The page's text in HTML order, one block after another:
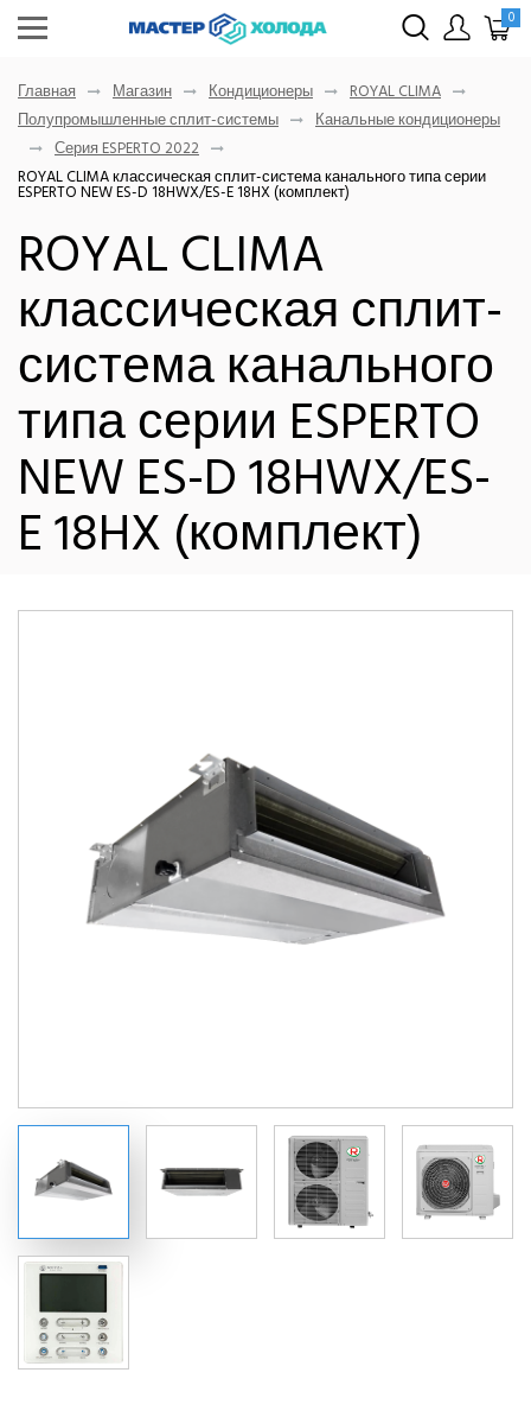
0
Главная Магазин Кондиционеры
ROYAL CLIMA
Полупромышленные сплит-системы
Канальные кондиционеры
Серия ESPERTO 2022
ROYAL CLIMA классическая сплит-система канального типа серии
ESPERTO NEW ES-D 18HWX/ES-E 18HX (комплект)
ROYAL CLIMA
классическая сплит-
система канального
типа серии ESPERTO
NEW ES-D 18HWX/ES-
E 18HX (комплект)